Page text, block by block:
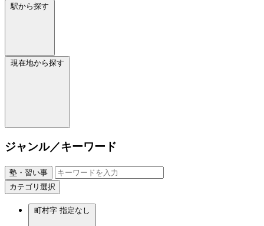
駅から探す
現在地から探す
ジャンル／キーワード
塾・習い事
カテゴリ選択
町村字 指定なし